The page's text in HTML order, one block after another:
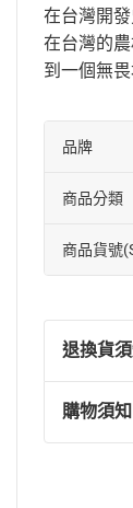
在台灣開
在台灣的
到一個無
品牌
商品分類
商品貨號
退換貨
退換
(一)
購物須知